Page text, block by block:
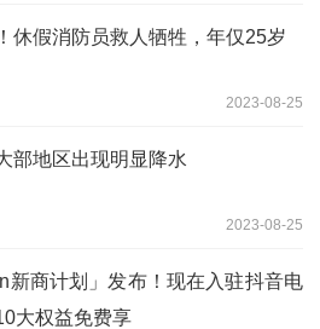
休假消防员救人牺牲，年仅25岁
2023-08-25
部地区出现明显降水
2023-08-25
新商计划」发布！现在入驻抖音电
大权益免费享